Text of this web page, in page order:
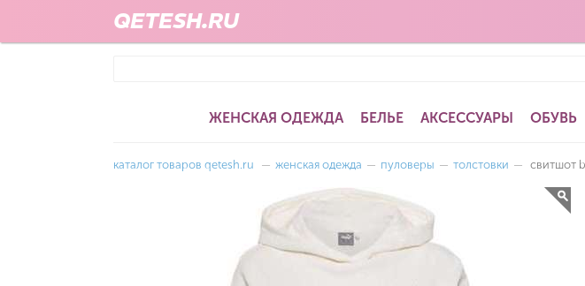
QETESH.RU
ЖЕНСКАЯ ОДЕЖДА БЕЛЬЕ АКСЕССУАРЫ ОБУВЬ
каталог товаров qetesh.ru — женская одежда — пуловеры — толстовки — свитшот